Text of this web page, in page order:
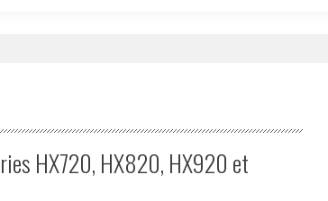
HX720, HX820, HX920 et